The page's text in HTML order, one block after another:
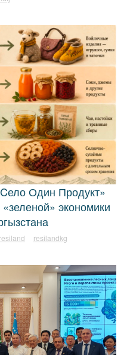
Один Продукт»
экономики
resiland resilandkg